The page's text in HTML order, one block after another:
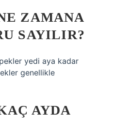
ZAMANA
SAYILIR?
yedi aya kadar
genellikle
AYDA